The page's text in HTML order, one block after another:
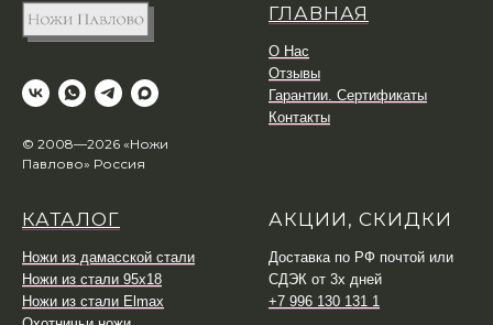
© 2008—2026 «Ножи
Павлово» Россия
ГЛАВНАЯ
О Нас
Отзывы
Гарантии. Сертификаты
Контакты
КАТАЛОГ
Ножи из дамасской стали
Ножи из стали 95х18
Ножи из стали Elmax
АКЦИИ, СКИДКИ
Доставка по РФ почтой или
СДЭК от 3х дней
+7 996 130 131 1